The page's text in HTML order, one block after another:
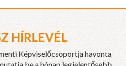
HÍRLEVÉL
Képviselőcsoportja havonta